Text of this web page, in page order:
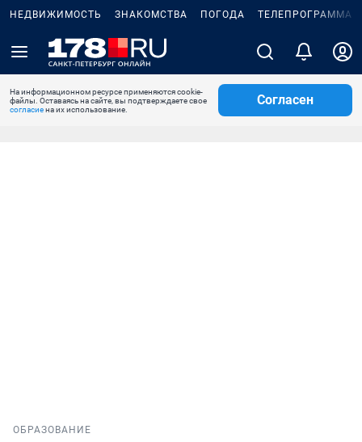
НЕДВИЖИМОСТЬ ЗНАКОМСТВА ПОГОДА ТЕЛЕПРОГРАММА
На информационном ресурсе применяются cookie-
файлы. Оставаясь на сайте, вы подтверждаете свое
согласиена их использование.
Согласен
ОБРАЗОВАНИЕ